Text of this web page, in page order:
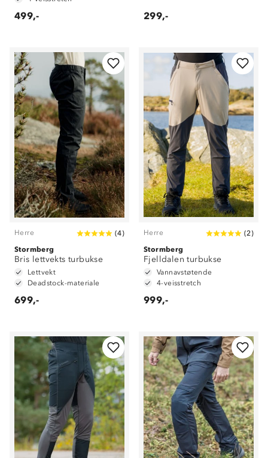
499,- 299,-
Herre (4)
Stormberg
Bris lettvekts turbukse
Lettvekt
Deadstock-materiale
699,-
Herre (2)
Stormberg
Fjelldalen turbukse
Vannavstøtende
4-veisstretch
999,-